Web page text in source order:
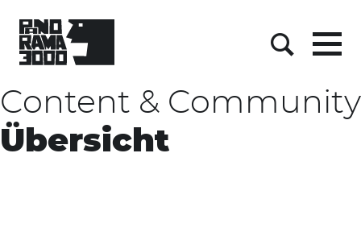
content
Menu
Content & Community
Übersicht